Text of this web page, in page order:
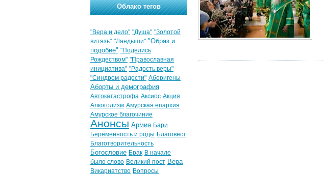
Облако тегов
"Вера и дело" "Душа" "Золотой
витязь" "Ландыши" "Образ и
подобие" "Поделись
Рождеством" "Православная
инициатива" "Радость веры"
"Синдром радости" Аборигены
Аборты и демография
Автокатастрофа Аксиос Акция
Алкоголизм Амурская епархия
Амурское благочиние
Анонсы Армия Бари
Беременность и роды Благовест
Благотворительность
Богословие Брак В начале
было слово Великий пост Вера
Викариатство Вопросы